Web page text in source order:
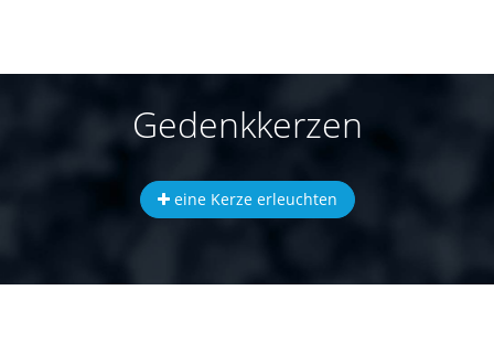
Gedenkkerzen
eine Kerze erleuchten